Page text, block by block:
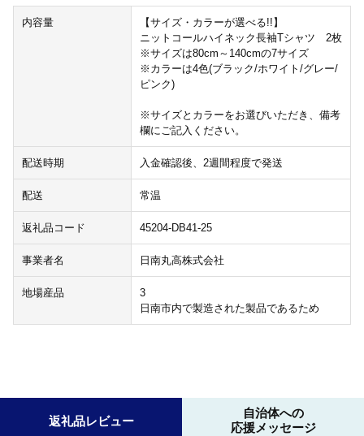
内容量
【サイズ・カラーが選べる!!】
ニットコールハイネック長袖Tシャツ 2枚
※サイズは80cm～140cmの7サイズ
※カラーは4色(ブラック/ホワイト/グレー/
ピンク)
※サイズとカラーをお選びいただき、備考
欄にご記入ください。
配送時期 入金確認後、2週間程度で発送
配送 常温
返礼品コード 45204-DB41-25
事業者名 日南丸高株式会社
地場産品
3
日南市内で製造された製品であるため
返礼品レビュー
自治体への
応援メッセージ